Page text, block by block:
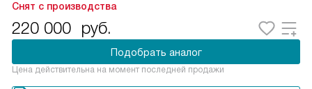
Снят с производства
220 000 руб.
Подобрать аналог
Цена действительна на момент последней продажи